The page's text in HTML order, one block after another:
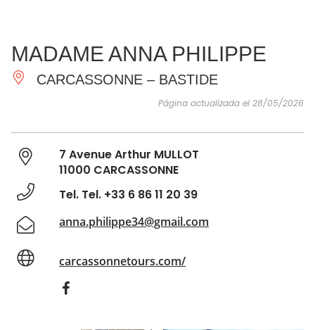
IMPRESCINDIBLES
HACER
INSPIRACIONES
MADAME ANNA PHILIPPE
CARCASSONNE – BASTIDE
Página actualizada el 28/05/2026
7 Avenue Arthur MULLOT
11000 CARCASSONNE
Tel. Tel. +33 6 86 11 20 39
anna.philippe34@gmail.com
carcassonnetours.com/